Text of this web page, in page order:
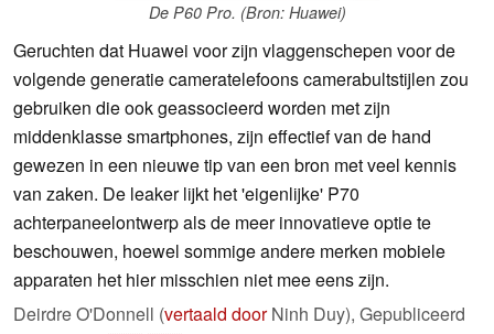
De P60 Pro. (Bron: Huawei)
Geruchten dat Huawei voor zijn vlaggenschepen voor de
volgende generatie cameratelefoons camerabultstijlen zou
gebruiken die ook geassocieerd worden met zijn
middenklasse smartphones, zijn effectief van de hand
gewezen in een nieuwe tip van een bron met veel kennis
van zaken. De leaker lijkt het 'eigenlijke' P70
achterpaneelontwerp als de meer innovatieve optie te
beschouwen, hoewel sommige andere merken mobiele
apparaten het hier misschien niet mee eens zijn.
Deirdre O'Donnell (vertaald doorNinh Duy), Gepubliceerd